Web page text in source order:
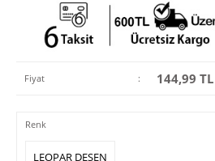
Fiyat : 144,99 TL
Renk
LEOPAR DESEN